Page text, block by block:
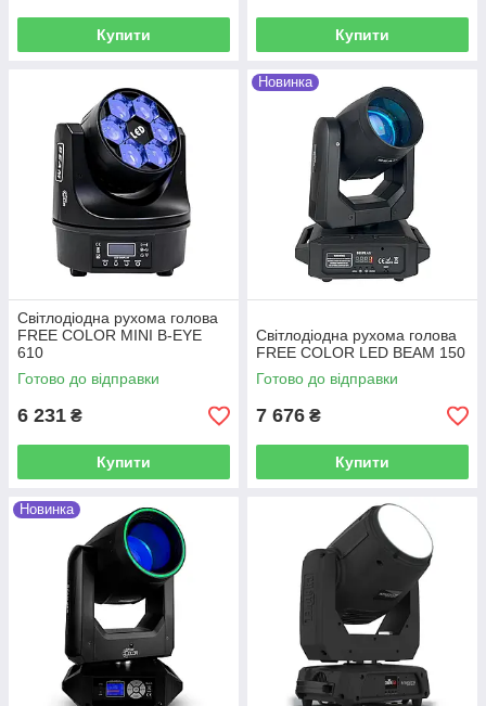
Купити Купити
Світлодіодна рухома голова
FREE COLOR MINI B-EYE
610
Готово до відправки
6 231 ₴
Купити
Новинка
Світлодіодна рухома голова
FREE COLOR LED BEAM 150
Готово до відправки
7 676 ₴
Купити
Новинка